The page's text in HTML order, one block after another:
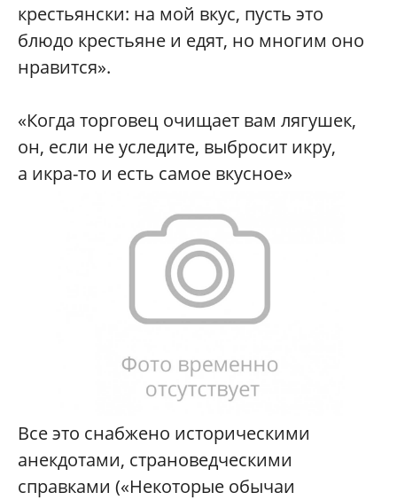
крестьянски: на мой вкус, пусть это
блюдо крестьяне и едят, но многим оно
нравится».
«Когда торговец очищает вам лягушек,
он, если не уследите, выбросит икру,
а икра-то и есть самое вкусное»
Все это снабжено историческими
анекдотами, страноведческими
справками («Некоторые обычаи